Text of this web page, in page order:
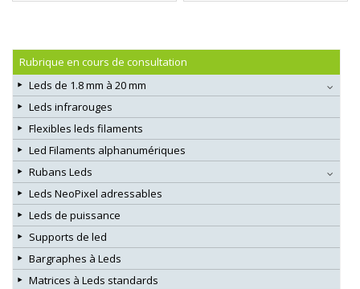
Rubrique en cours de consultation
Leds de 1.8 mm à 20 mm
Leds infrarouges
Flexibles leds filaments
Led Filaments alphanumériques
Rubans Leds
Leds NeoPixel adressables
Leds de puissance
Supports de led
Bargraphes à Leds
Matrices à Leds standards